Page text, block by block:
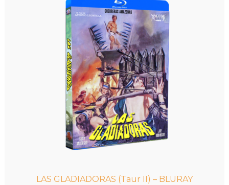
LAS GLADIADORAS (Taur II) – BLURAY